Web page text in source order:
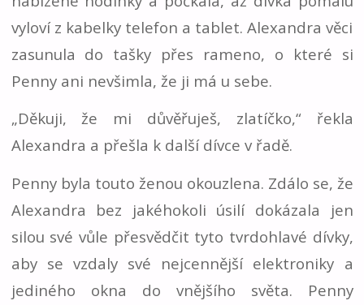
vyloví z kabelky telefon a tablet. Alexandra věci
zasunula do tašky přes rameno, o které si
Penny ani nevšimla, že ji má u sebe.
„Děkuji, že mi důvěřuješ, zlatíčko,“ řekla
Alexandra a přešla k další dívce v řadě.
Penny byla touto ženou okouzlena. Zdálo se, že
Alexandra bez jakéhokoli úsilí dokázala jen
silou své vůle přesvědčit tyto tvrdohlavé dívky,
aby se vzdaly své nejcennější elektroniky a
jediného okna do vnějšího světa. Penny